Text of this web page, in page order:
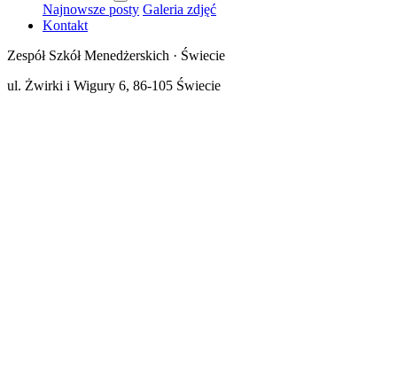
Najnowsze posty Galeria zdjęć
Kontakt
Zespół Szkół Menedżerskich · Świecie
ul. Żwirki i Wigury 6, 86-105 Świecie